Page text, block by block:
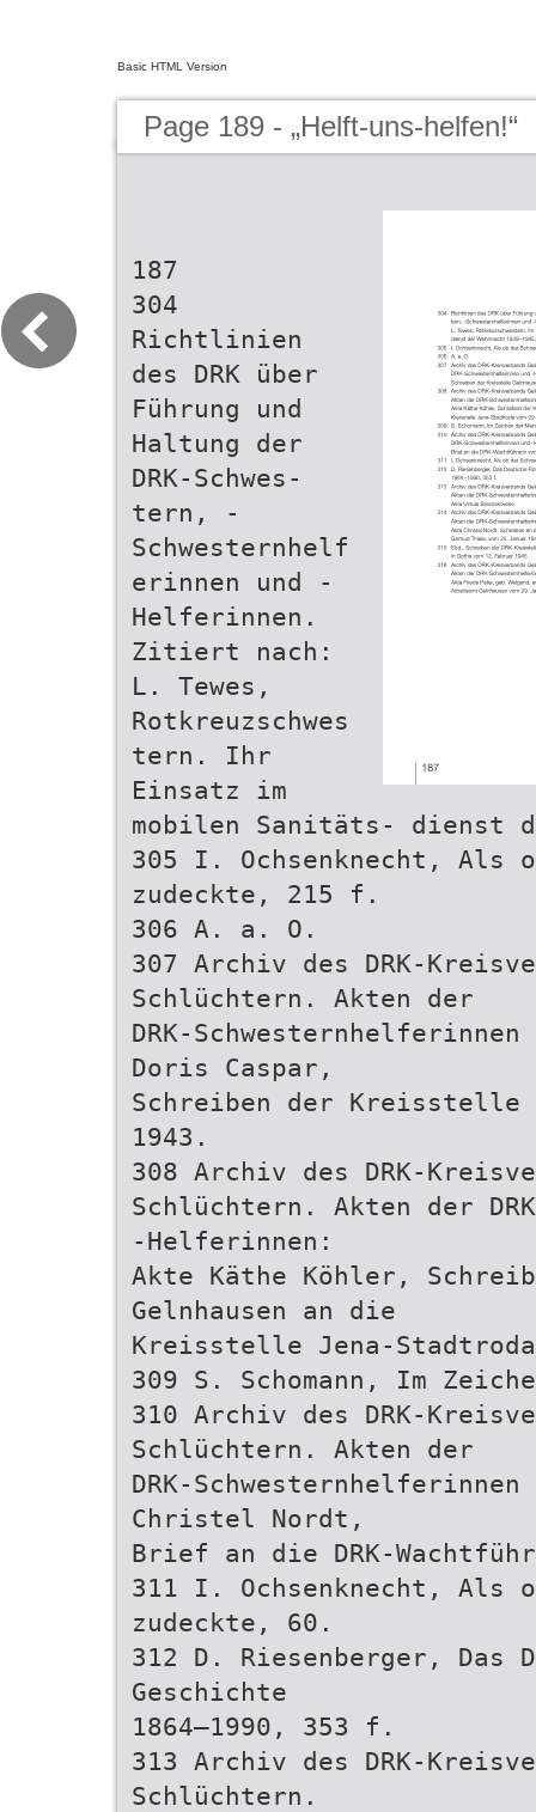
Basic HTML Version
Page 189 - „Helft-uns-helfen!“
187
304
Richtlinien
des DRK über
Führung und
Haltung der
DRK-Schwes-
tern, -
Schwesternhelf
erinnen und -
Helferinnen.
Zitiert nach:
L. Tewes,
Rotkreuzschwes
tern. Ihr
Einsatz im
mobilen Sanitäts- dienst
305 I. Ochsenknecht, Als
zudeckte, 215 f.
306 A. a. O.
307 Archiv des DRK-
Schlüchtern. Akten der
DRK-
Doris Caspar,
Schreiben der Kreisstelle
1943.
308 Archiv des DRK-
Schlüchtern. Akten der
-Helferinnen:
Akte Käthe Köhler,
Gelnhausen an die
Kreisstelle Jena-
309 S. Schomann, Im
310 Archiv des DRK-
Schlüchtern. Akten der
DRK-
Christel Nordt,
Brief an die DRK-
311 I. Ochsenknecht, Als
zudeckte, 60.
312 D. Riesenberger, Das
Geschichte
1864–1990, 353 f.
313 Archiv des DRK-
Schlüchtern.